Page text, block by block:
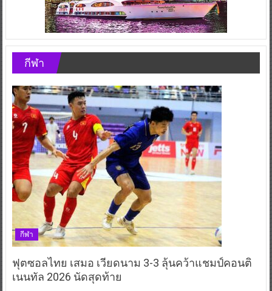
กีฬา
กีฬา
ฟุตซอลไทย เสมอ เวียดนาม 3-3 ลุ้นคว้าแชมป์คอนติ
เนนทัล 2026 นัดสุดท้าย